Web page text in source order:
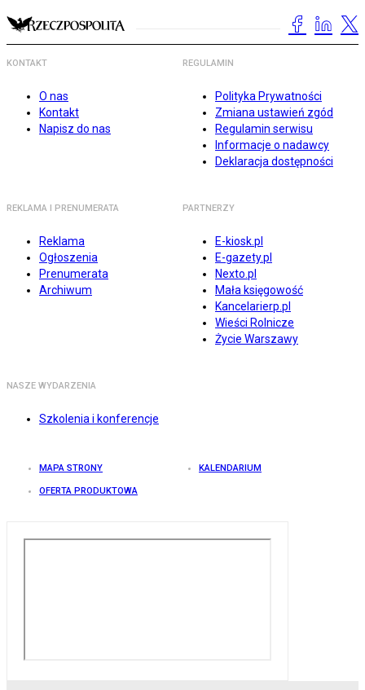
KONTAKT
O nas
Kontakt
Napisz do nas
REGULAMIN
Polityka Prywatności
Zmiana ustawień zgód
Regulamin serwisu
Informacje o nadawcy
Deklaracja dostępności
REKLAMA I PRENUMERATA
Reklama
Ogłoszenia
Prenumerata
Archiwum
PARTNERZY
E-kiosk.pl
E-gazety.pl
Nexto.pl
Mała księgowość
Kancelarierp.pl
Wieści Rolnicze
Życie Warszawy
NASZE WYDARZENIA
Szkolenia i konferencje
MAPA STRONY KALENDARIUM
OFERTA PRODUKTOWA